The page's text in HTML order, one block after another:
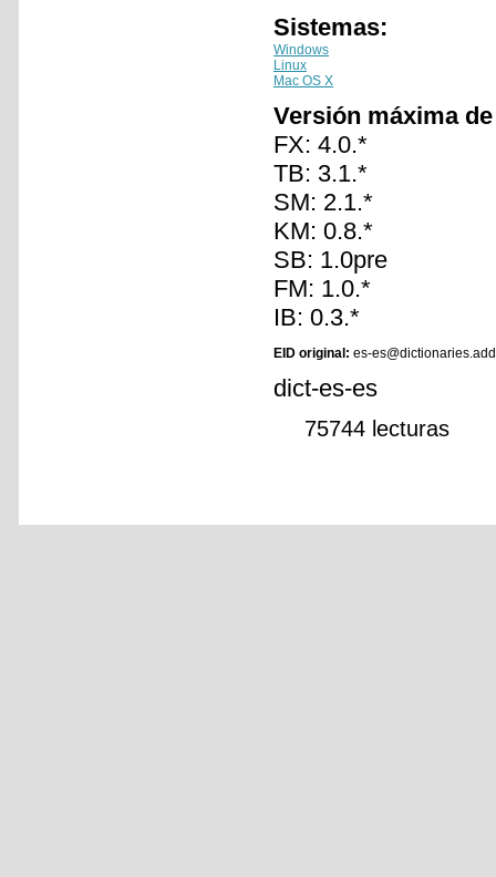
Sistemas:
Windows
Linux
Mac OS X
Versión máxima
FX: 4.0.*
TB: 3.1.*
SM: 2.1.*
KM: 0.8.*
SB: 1.0pre
FM: 1.0.*
IB: 0.3.*
EID original: es-
dict-es-es
75744 lecturas